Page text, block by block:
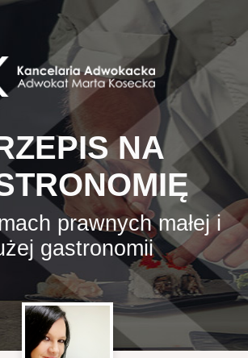
NA
prawnych małej i
gastronomii